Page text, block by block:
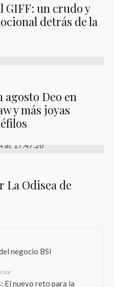
un crudo y
detrás de la
Deo en
y más joyas
La Odisea de
El nuevo reto para la